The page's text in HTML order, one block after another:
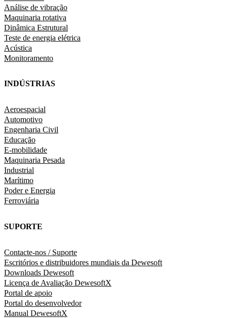
Análise de vibração
Maquinaria rotativa
Dinâmica Estrutural
Teste de energia elétrica
Acústica
Monitoramento
INDÚSTRIAS
Aeroespacial
Automotivo
Engenharia Civil
Educação
E-mobilidade
Maquinaria Pesada
Industrial
Marítimo
Poder e Energia
Ferroviária
SUPORTE
Contacte-nos / Suporte
Escritórios e distribuidores mundiais da Dewesoft
Downloads Dewesoft
Licença de Avaliação DewesoftX
Portal de apoio
Portal do desenvolvedor
Manual DewesoftX